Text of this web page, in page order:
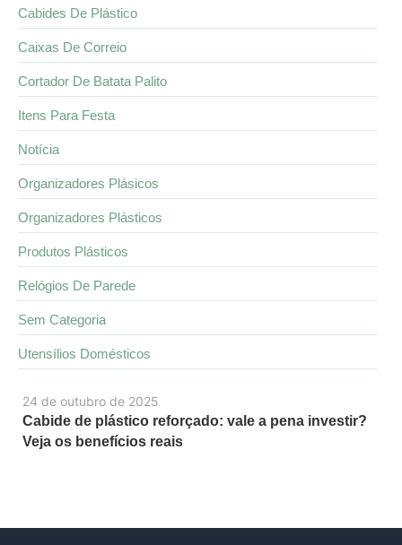
24 de outubro de 2025
Cabide de plástico reforçado: vale a pena investir?
Veja os benefícios reais
Cabides De Plástico
Caixas De Correio
Cortador De Batata Palito
Itens Para Festa
Notícia
Organizadores Plásicos
Organizadores Plásticos
Produtos Plásticos
Relógios De Parede
Sem Categoria
Utensílios Domésticos